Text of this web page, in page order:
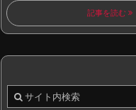
記事を読む